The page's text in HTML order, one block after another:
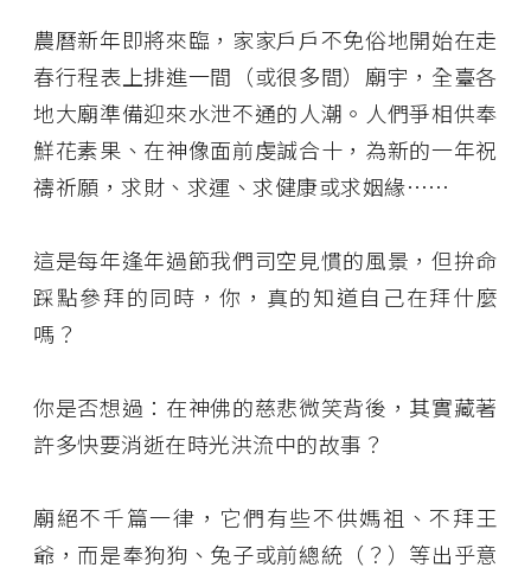
農曆新年即將來臨，家家戶戶不免俗地開始在走
春行程表上排進一間（或很多間）廟宇，全臺各
地大廟準備迎來水泄不通的人潮。人們爭相供奉
鮮花素果、在神像面前虔誠合十，為新的一年祝
禱祈願，求財、求運、求健康或求姻緣⋯⋯
這是每年逢年過節我們司空見慣的風景，但拚命
踩點參拜的同時，你，真的知道自己在拜什麼
嗎？
你是否想過：在神佛的慈悲微笑背後，其實藏著
許多快要消逝在時光洪流中的故事？
廟絕不千篇一律，它們有些不供媽祖、不拜王
爺，而是奉狗狗、兔子或前總統（？）等出乎意